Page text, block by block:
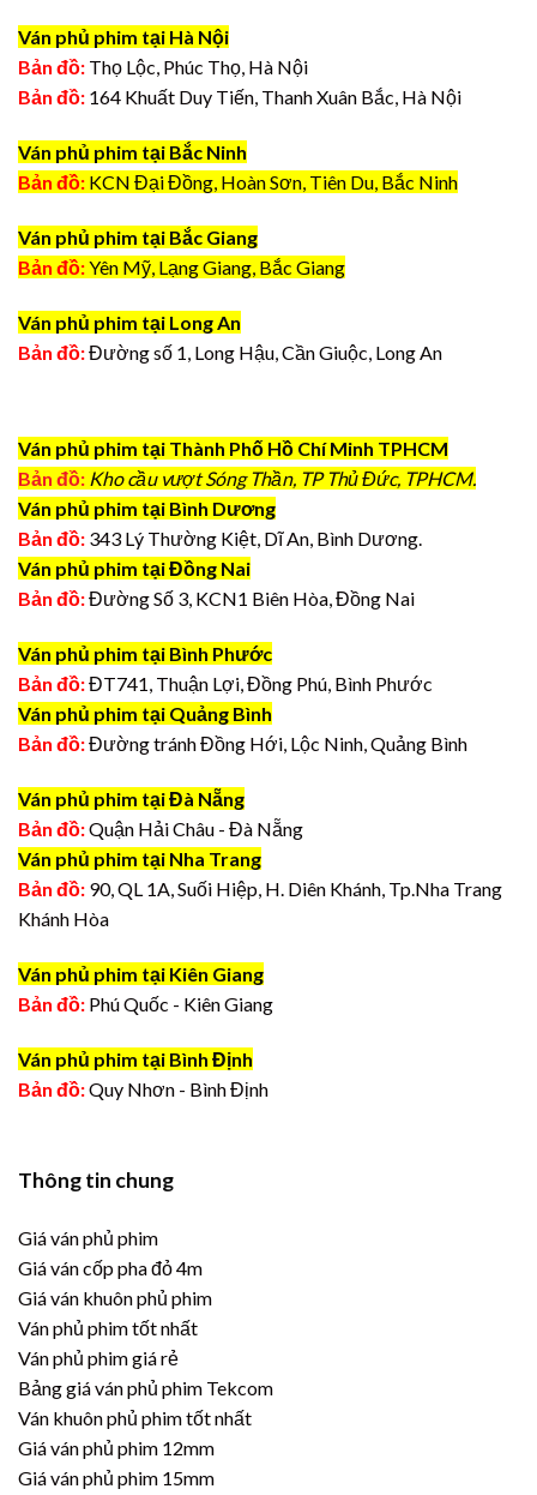
Ván phủ phim tại Hà Nội
Bản đồ: Thọ Lộc, Phúc Thọ, Hà Nội
Bản đồ: 164 Khuất Duy Tiến, Thanh Xuân Bắc, Hà Nội
Ván phủ phim tại Bắc Ninh
Bản đồ: KCN Đại Đồng, Hoàn Sơn, Tiên Du, Bắc Ninh
Ván phủ phim tại Bắc Giang
Bản đồ:Yên Mỹ, Lạng Giang, Bắc Giang
Ván phủ phim tại Long An
Bản đồ:Đường số 1, Long Hậu, Cần Giuộc, Long An
Ván phủ phim tại Thành Phố Hồ Chí Minh TPHCM
Bản đồ: Kho cầu vượt Sóng Thần, TP Thủ Đức, TPHCM.
Ván phủ phim tại Bình Dương
Bản đồ: 343 Lý Thường Kiệt, Dĩ An, Bình Dương.
Ván phủ phim tại Đồng Nai
Bản đồ:Đường Số 3, KCN1 Biên Hòa, Đồng Nai
Ván phủ phim tại Bình Phước
Bản đồ:ĐT741, Thuận Lợi, Đồng Phú, Bình Phước
Ván phủ phim tại Quảng Bình
Bản đồ:Đường tránh Đồng Hới, Lộc Ninh, Quảng Bình
Ván phủ phim tại Đà Nẵng
Bản đồ:Quận Hải Châu - Đà Nẵng
Ván phủ phim tại Nha Trang
Bản đồ: 90, QL 1A, Suối Hiệp, H. Diên Khánh, Tp.Nha Trang
Khánh Hòa
Ván phủ phim tại Kiên Giang
Bản đồ: Phú Quốc - Kiên Giang
Ván phủ phim tại Bình Định
Bản đồ:Quy Nhơn - Bình Định
Thông tin chung
Giá ván phủ phim
Giá ván cốp pha đỏ 4m
Giá ván khuôn phủ phim
Ván phủ phim tốt nhất
Ván phủ phim giá rẻ
Bảng giá ván phủ phim Tekcom
Ván khuôn phủ phim tốt nhất
Giá ván phủ phim 12mm
Giá ván phủ phim 15mm